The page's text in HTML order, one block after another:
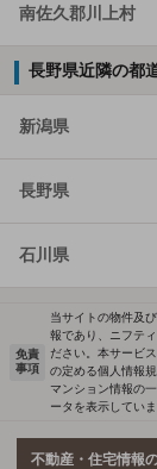
南佐久郡川上村
長野県近隣の都
新潟県
長野県
石川県
免責
事項
当サイトの物件及
報であり、ニフテ
ださい。本サービ
の定める個人情報
マンション情報の
ータを表示していま
不動産・住宅情報